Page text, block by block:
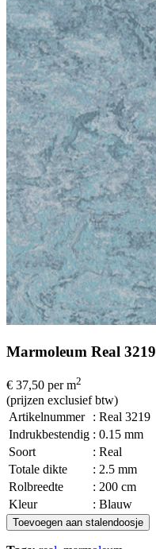
Marmoleum Real 3219
€ 37,50 per m2
(prijzen exclusief btw)
Artikelnummer
: Real 3219
Indrukbestendig : 0.15 mm
Soort
: Real
Totale dikte
: 2.5 mm
Rolbreedte
: 200 cm
Kleur
: Blauw
Toevoegen aan stalendoosje